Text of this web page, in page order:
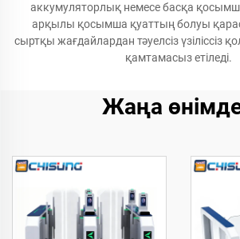
аккумуляторлық немесе басқа
арқылы қосымша қуаттың болуы
сыртқы жағдайлардан тәуелсіз үзіліссіз
қамтамасыз етіледі.
Жаңа